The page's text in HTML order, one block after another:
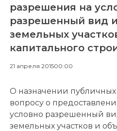
разрешения на
разрешенный вид
земельных
капитального
21 апреля 201500:00
О назначении
вопросу о
условно разрешенный
земельных участков и